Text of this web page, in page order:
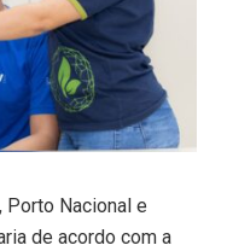
Porto Nacional e
de acordo com a